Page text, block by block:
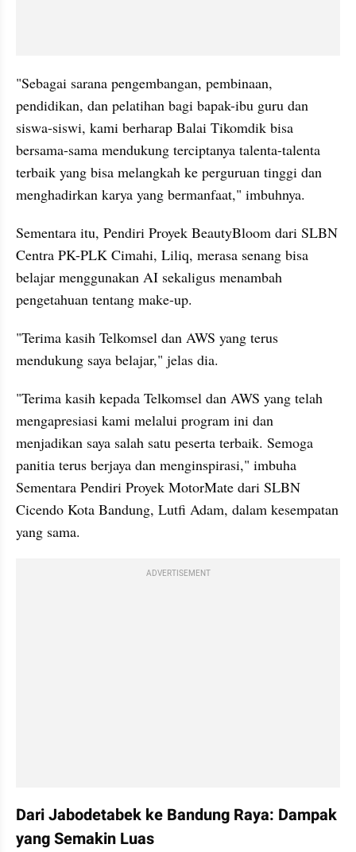
"Sebagai sarana pengembangan, pembinaan,
pendidikan, dan pelatihan bagi bapak-ibu guru dan
siswa-siswi, kami berharap Balai Tikomdik bisa
bersama-sama mendukung terciptanya talenta-talenta
terbaik yang bisa melangkah ke perguruan tinggi dan
menghadirkan karya yang bermanfaat," imbuhnya.
Sementara itu, Pendiri Proyek BeautyBloom dari SLBN
Centra PK-PLK Cimahi, Liliq, merasa senang bisa
belajar menggunakan AI sekaligus menambah
pengetahuan tentang make-up.
"Terima kasih Telkomsel dan AWS yang terus
mendukung saya belajar," jelas dia.
"Terima kasih kepada Telkomsel dan AWS yang telah
mengapresiasi kami melalui program ini dan
menjadikan saya salah satu peserta terbaik. Semoga
panitia terus berjaya dan menginspirasi," imbuha
Sementara Pendiri Proyek MotorMate dari SLBN
Cicendo Kota Bandung, Lutfi Adam, dalam kesempatan
yang sama.
ADVERTISEMENT
Dari Jabodetabek ke Bandung Raya: Dampak
yang Semakin Luas